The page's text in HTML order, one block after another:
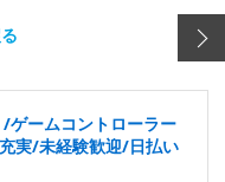
/ゲームコントローラー
実/未経験歓迎/日払い